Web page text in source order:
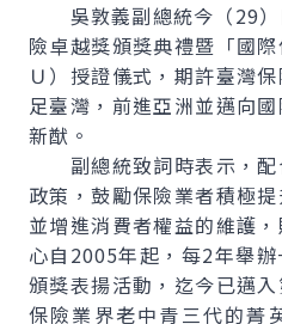
吳敦義副總統今（29）
險卓越獎頒獎典禮暨「國
Ｕ）授證儀式，期許臺灣
足臺灣，前進亞洲並邁向
新猷。
副總統致詞時表示，配
政策，鼓勵保險業者積極
並增進消費者權益的維護
心自2005年起，每2年舉辦
頒獎表揚活動，迄今已邁
保險業界老中青三代的菁